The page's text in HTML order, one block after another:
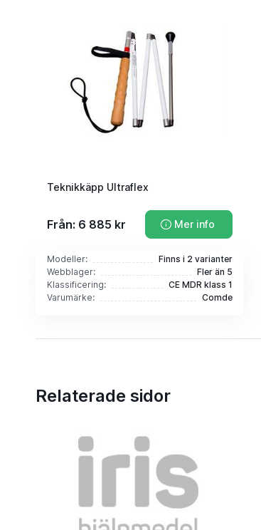
Teknikkäpp Ultraflex
Från: 6 885 kr Mer info
Modeller:
Finns i 2 varianter
Webblager:
Fler än 5
Klassificering:
CE MDR klass 1
Varumärke:
Comde
Relaterade sidor